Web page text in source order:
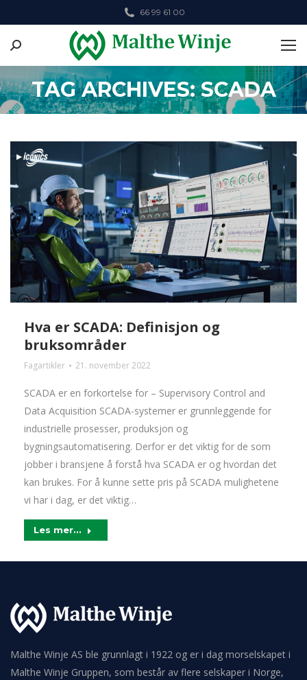
66 99 61 00
Search:
TAG ARCHIVES: SCADA
Hva er SCADA: Definisjon og
bruksområder
Fagartikler 21. november 2022
SCADA er en forkortelse for – Supervisory Control and
Data Acquisition SCADA-systemer er grunnleggende for
industrielle prosesser, produksjon og
bygningsautomatisering. Derfor er det viktig for de som
jobber i bransjene å forstå hva SCADA er og hvordan det
kan brukes. For å kunne sette pris på SCADA mulighetene
vi har i dag, er det viktig…
Les mer...
Malthe Winje AS ble grunnlagt i 1922 og er i dag morselskapet i
Malthe Winje Gruppen, som består av flere selskaper i Norge,